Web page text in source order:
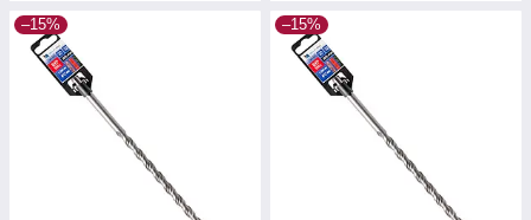
–15% –15%